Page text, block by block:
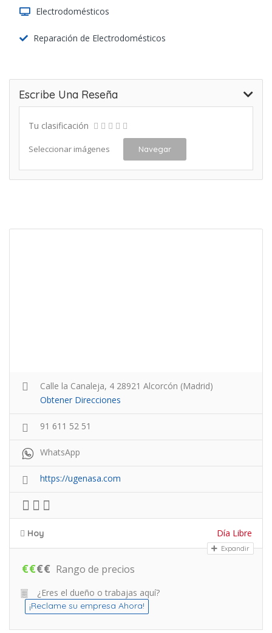
Electrodomésticos
Reparación de Electrodomésticos
Escribe Una Reseña
Tu clasificación
Seleccionar imágenes Navegar
Calle la Canaleja, 4 28921 Alcorcón (Madrid)
Obtener Direcciones
91 611 52 51
WhatsApp
https://ugenasa.com
Hoy Día Libre
Expandir
€€€€ Rango de precios
¿Eres el dueño o trabajas aquí?
¡Reclame su empresa Ahora!